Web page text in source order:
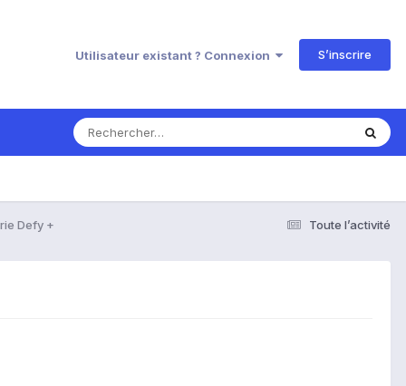
Utilisateur existant ? Connexion S’inscrire
Toute l’activité
Defy +